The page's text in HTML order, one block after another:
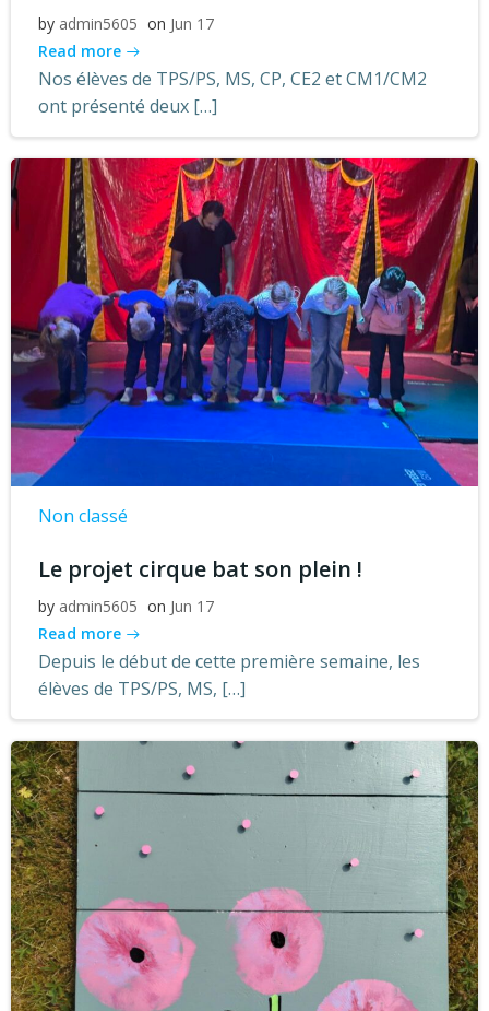
by admin5605 on Jun 17
Read more
Nos élèves de TPS/PS, MS, CP, CE2 et CM1/CM2
ont présenté deux […]
Non classé
Le projet cirque bat son plein !
by admin5605 on Jun 17
Read more
Depuis le début de cette première semaine, les
élèves de TPS/PS, MS, […]